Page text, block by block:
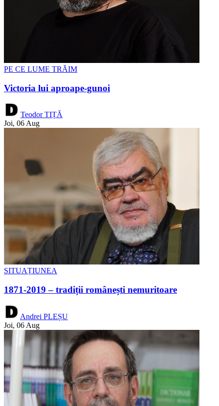
PE CE LUME TRĂIM
Victoria lui aproape-gunoi
Teodor TIȚĂ
Joi, 06 Aug
SITUAȚIUNEA
1871-2019 – tradiții românești nemuritoare
Andrei PLEȘU
Joi, 06 Aug